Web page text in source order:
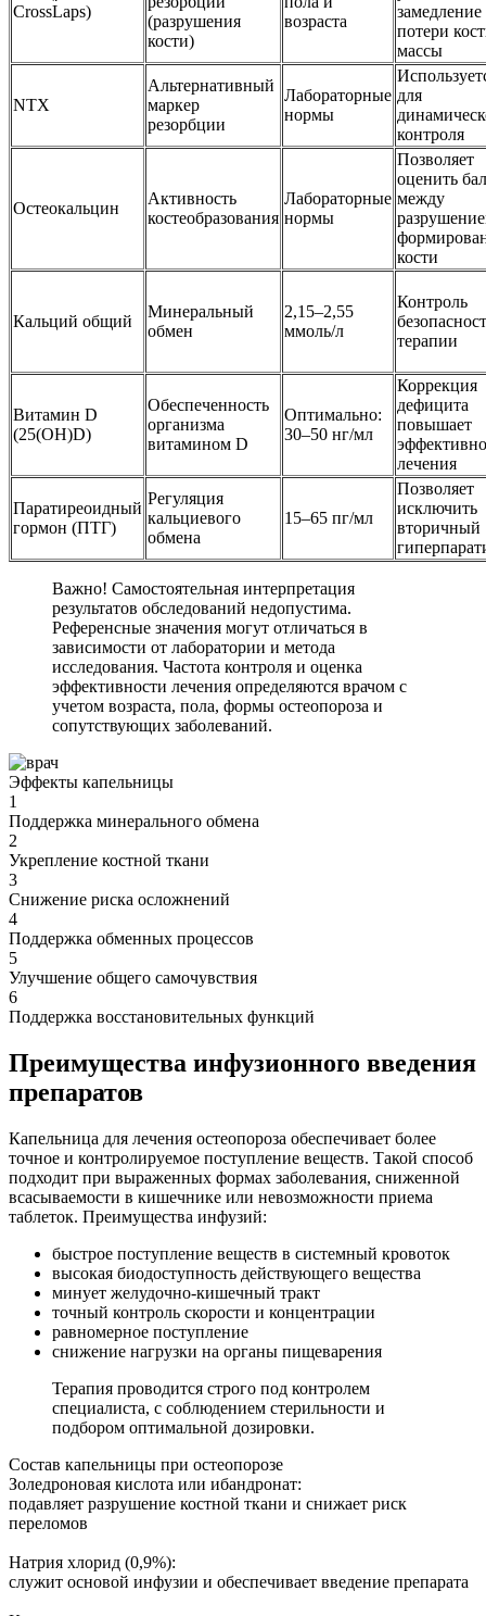
CrossLaps)
(разрушения
кости)
возраста
замедление
потери
массы
NTX
Альтернативный
маркер
резорбции
Лабораторные
нормы
для
контроля
Остеокальцин
Активность
костеобразования
Лабораторные
нормы
Позволяет
оценить
между
кости
Кальций общий
Минеральный
обмен
2,15–2,55
ммоль/л
Контроль
терапии
Витамин D
(25(OH)D)
Обеспеченность
организма
витамином D
Оптимально:
30–50 нг/мл
Коррекция
дефицита
повышает
лечения
Паратиреоидный
гормон (ПТГ)
Регуляция
кальциевого
обмена
15–65 пг/мл
Позволяет
исключить
вторичный
Важно! Самостоятельная интерпретация
результатов обследований недопустима.
Референсные значения могут отличаться в
зависимости от лаборатории и метода
исследования. Частота контроля и оценка
эффективности лечения определяются врачом с
учетом возраста, пола, формы остеопороза и
сопутствующих заболеваний.
Эффекты капельницы
1
Поддержка минерального обмена
2
Укрепление костной ткани
3
Снижение риска осложнений
4
Поддержка обменных процессов
5
Улучшение общего самочувствия
6
Поддержка восстановительных функций
Преимущества инфузионного введения
препаратов
Капельница для лечения остеопороза обеспечивает более
точное и контролируемое поступление веществ. Такой способ
подходит при выраженных формах заболевания, сниженной
всасываемости в кишечнике или невозможности приема
таблеток. Преимущества инфузий:
быстрое поступление веществ в системный кровоток
высокая биодоступность действующего вещества
минует желудочно-кишечный тракт
точный контроль скорости и концентрации
равномерное поступление
снижение нагрузки на органы пищеварения
Терапия проводится строго под контролем
специалиста, с соблюдением стерильности и
подбором оптимальной дозировки.
Состав капельницы при остеопорозе
Золедроновая кислота или ибандронат:
подавляет разрушение костной ткани и снижает риск
переломов
Натрия хлорид (0,9%):
служит основой инфузии и обеспечивает введение препарата